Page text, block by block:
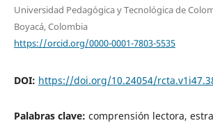
Universidad Pedagógica y Tecnológica de
Boyacá, Colombia
https://orcid.org/0000-0001-7803-5535
DOI: https://doi.org/10.24054/
Palabras clave: comprensión lectora,